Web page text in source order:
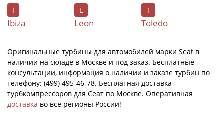
I
Ibiza
L
Leon
T
Tоledo
Оригинальные турбины для автомобилей марки Seat в
наличии на складе в Москве и под заказ. Бесплатные
консультации, информация о наличии и заказе турбин по
телефону: (499) 495-46-78. Бесплатная доставка
турбкомпрессоров для Сеат по Москве. Оперативная
доставка во все регионы России!